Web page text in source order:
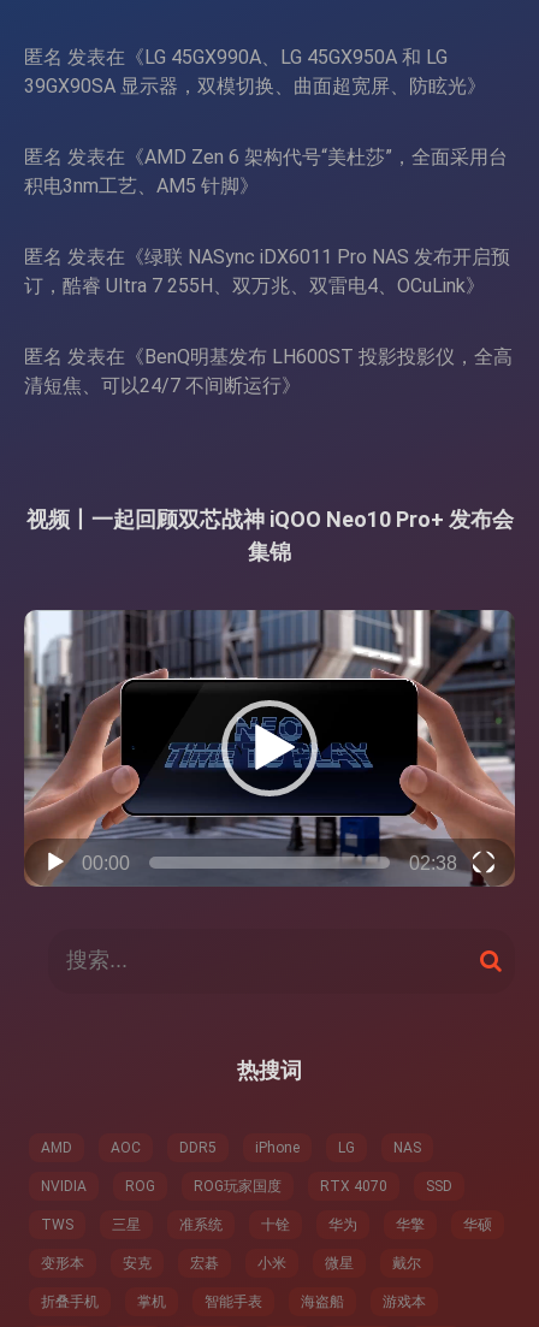
匿名 发表在《LG 45GX990A、LG 45GX950A 和 LG
39GX90SA 显示器，双模切换、曲面超宽屏、防眩光》
匿名 发表在《AMD Zen 6 架构代号“美杜莎”，全面采用台
积电3nm工艺、AM5 针脚》
匿名 发表在《绿联 NASync iDX6011 Pro NAS 发布开启预
订，酷睿 Ultra 7 255H、双万兆、双雷电4、OCuLink》
匿名 发表在《BenQ明基发布 LH600ST 投影投影仪，全高
清短焦、可以24/7 不间断运行》
视频丨一起回顾双芯战神 iQOO Neo10 Pro+ 发布会
集锦
视
频
播
放
器
00:00 02:38
搜
索
热搜词
AMD AOC DDR5 iPhone LG NAS
NVIDIA ROG ROG玩家国度 RTX 4070 SSD
TWS 三星 准系统 十铨 华为 华擎 华硕
变形本 安克 宏碁 小米 微星 戴尔
折叠手机 掌机 智能手表 海盗船 游戏本